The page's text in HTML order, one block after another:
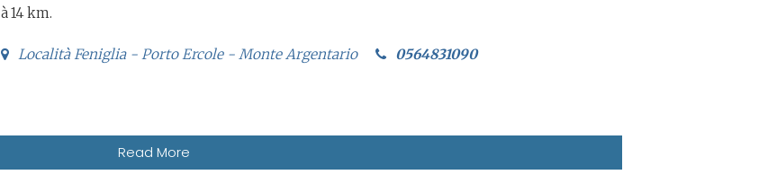
à 14 km.
Località Feniglia - Porto Ercole - Monte Argentario 0564831090
Read More